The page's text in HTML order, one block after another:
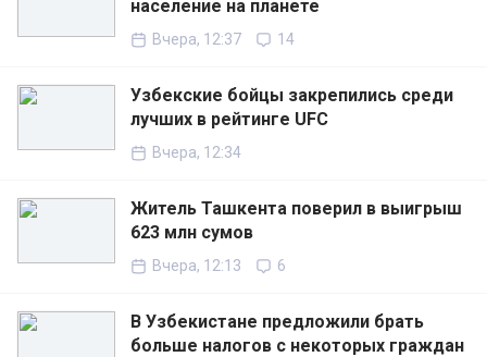
население на планете
Вчера, 12:37 14
Узбекские бойцы закрепились среди
лучших в рейтинге UFC
Вчера, 12:34
Житель Ташкента поверил в выигрыш
623 млн сумов
Вчера, 12:13 6
В Узбекистане предложили брать
больше налогов с некоторых граждан